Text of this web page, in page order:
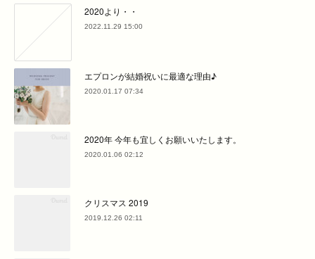
2020より・・
2022.11.29 15:00
エプロンが結婚祝いに最適な理由♪
2020.01.17 07:34
2020年 今年も宜しくお願いいたします。
2020.01.06 02:12
クリスマス 2019
2019.12.26 02:11